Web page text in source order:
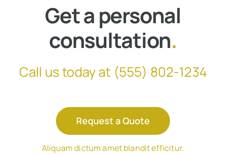
Get a personal
consultation.
Call us today at (555) 802-1234
Request a Quote
Aliquam dictum amet blandit efficitur.